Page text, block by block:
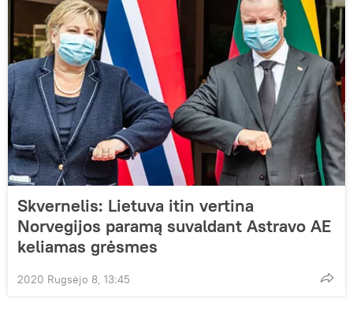
Skvernelis: Lietuva itin vertina
Norvegijos paramą suvaldant Astravo AE
keliamas grėsmes
2020 Rugsėjo 8, 13:45